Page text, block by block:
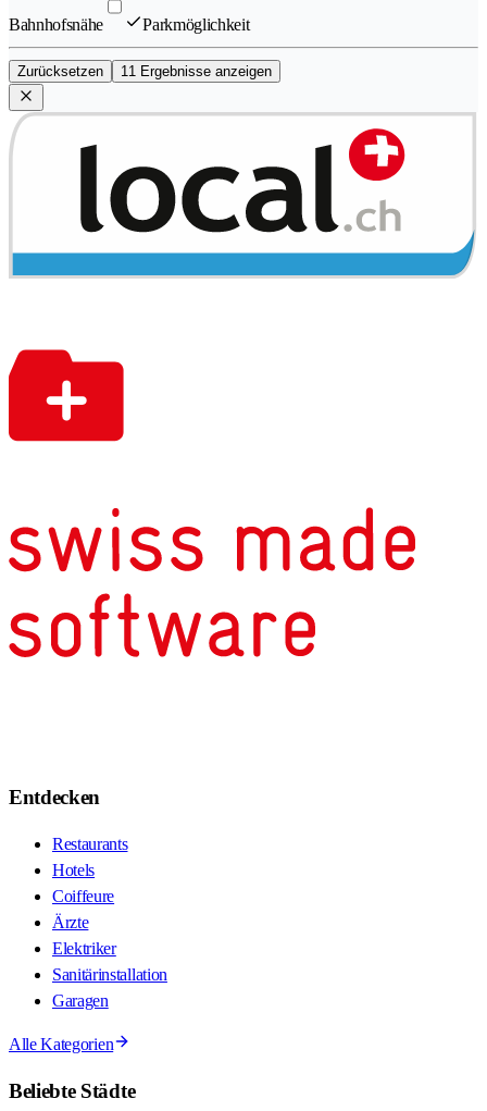
Bahnhofsnähe Parkmöglichkeit
Zurücksetzen 11 Ergebnisse anzeigen
Entdecken
Restaurants
Hotels
Coiffeure
Ärzte
Elektriker
Sanitärinstallation
Garagen
Alle Kategorien
Beliebte Städte